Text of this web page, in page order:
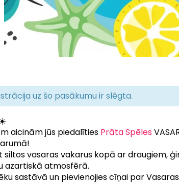
uz šo pasākumu ir slēgta.
aicinām jūs piedalīties Prāta Spēles
siltos vasaras vakarus kopā ar draugiem,
azartiskā atmosfērā.
sastāvā un pievienojies cīņai par